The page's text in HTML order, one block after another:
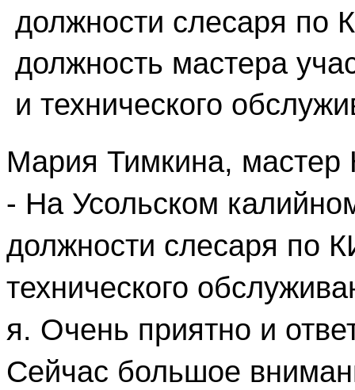
должности слесаря по
должность мастера
и технического
Мария Тимкина,
- На Усольском
должности слесаря по
технического
я. Очень приятно и
Сейчас большое